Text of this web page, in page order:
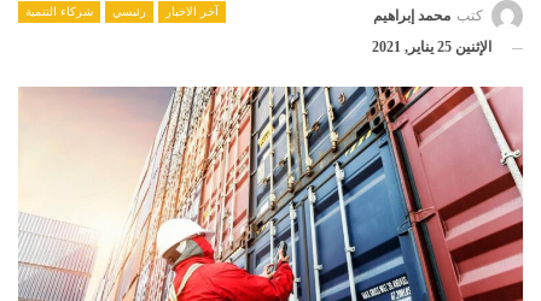
آخر الاخبار رئيسي شركاء التنمية كتب محمد إبراهيم
الإثنين 25 يناير, 2021